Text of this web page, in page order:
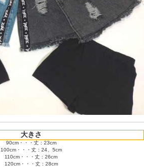
大きさ
90cm・・・丈：23cm
100cm・・・丈：24、5cm
110cm・・・丈：26cm
120cm・・・丈：28cm